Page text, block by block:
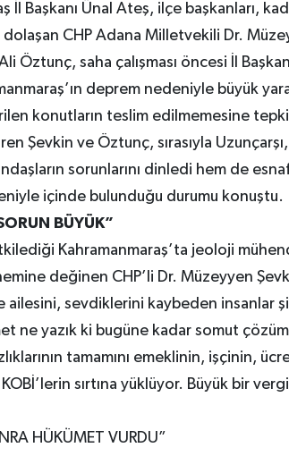
İl Başkanı Ünal Ateş, ilçe başkanları,
dolaşan CHP Adana Milletvekili Dr.
Öztunç, saha çalışması öncesi İl
deprem nedeniyle büyük
konutların teslim edilmemesine
Şevkin ve Öztunç, sırasıyla
sorunlarını dinledi hem de
içinde bulunduğu durumu konuştu.
BÜYÜK”
Kahramanmaraş’ta jeoloji
değinen CHP’li Dr. Müzeyyen
ailesini, sevdiklerini kaybeden insanlar
ne yazık ki bugüne kadar somut
tamamını emeklinin, işçinin,
sırtına yüklüyor. Büyük bir vergi
HÜKÜMET VURDU”